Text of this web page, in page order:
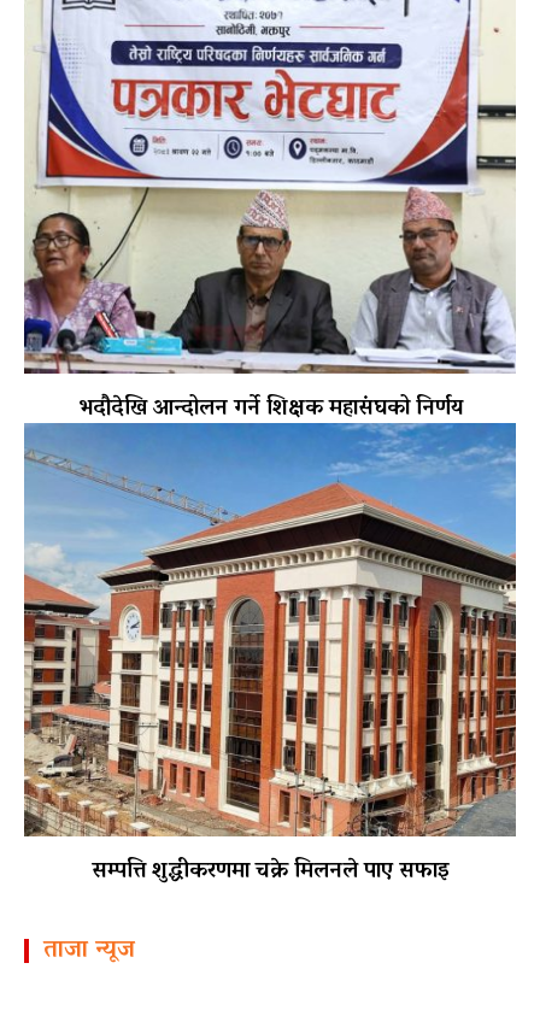
भदौदेखि आन्दोलन गर्ने शिक्षक महासंघको निर्णय
सम्पत्ति शुद्धीकरणमा चक्रे मिलनले पाए सफाइ
ताजा न्यूज